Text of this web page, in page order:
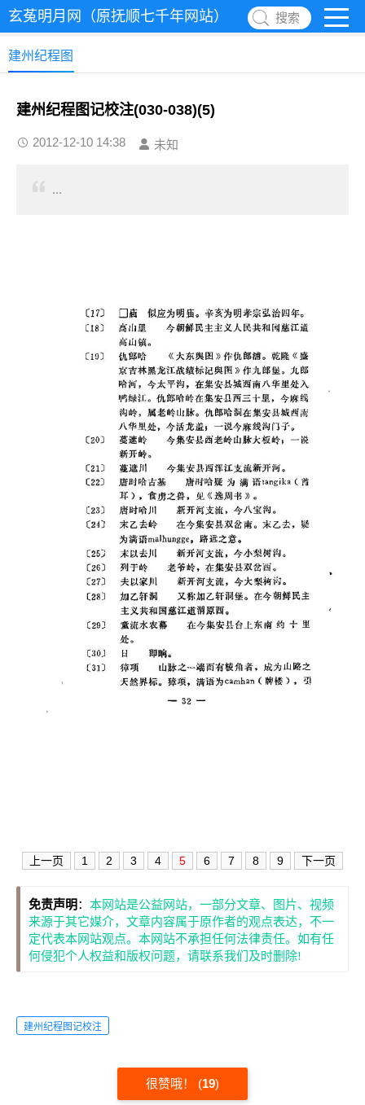
玄菟明月网（原抚顺七千年网站） 搜索
建州纪程图
建州纪程图记校注(030-038)(5)
2012-12-10 14:38 未知
...
上一页 1 2 3 4 5 6 7 8 9 下一页
免责声明 ： 本网站是公益网站，一部分文章、图片、视频
来源于其它媒介，文章内容属于原作者的观点表达，不一
定代表本网站观点。本网站不承担任何法律责任。如有任
何侵犯个人权益和版权问题，请联系我们及时删除!
建州纪程图记校注
很赞哦！ (19)